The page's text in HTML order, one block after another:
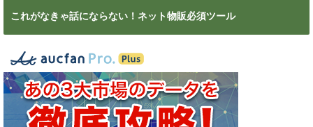
これがなきゃ話にならない！ネット物販必須ツール